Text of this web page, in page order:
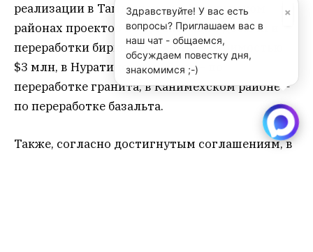
реализации в Тамдынском и Учкудукском
районах проектов по организации добычи и
переработки бирюзовых камней стоимостью
$3 млн, в Нуратинском районе – по
переработке гранита, в Канимехском районе –
по переработке базальта.
Также, согласно достигнутым соглашениям, в
×
Здравствуйте! У вас есть
вопросы? Приглашаем вас в
наш чат - общаемся,
обсуждаем повестку дня,
знакомимся ;-)